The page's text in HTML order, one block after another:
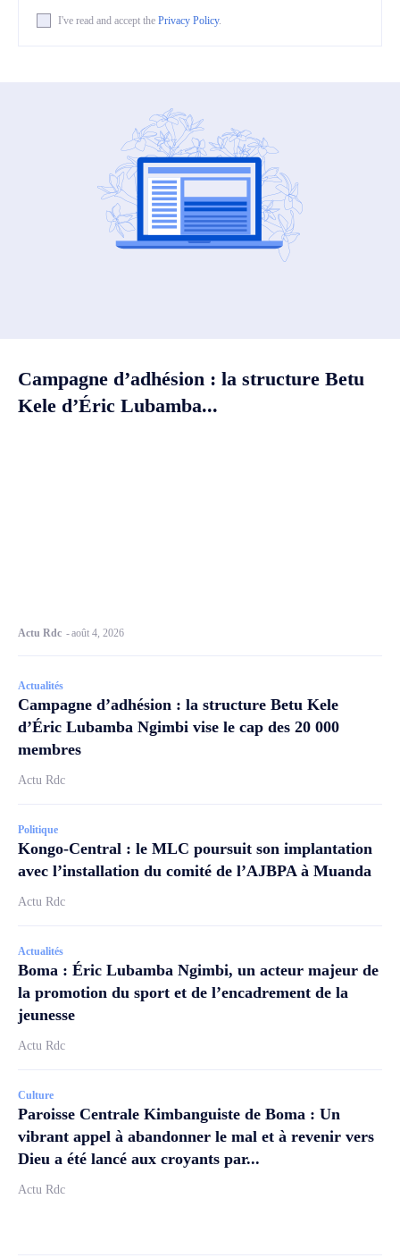
I've read and accept the Privacy Policy.
Campagne d’adhésion : la structure Betu
Kele d’Éric Lubamba...
Actu Rdc -août 4, 2026
Actualités
Campagne d’adhésion : la structure Betu Kele
d’Éric Lubamba Ngimbi vise le cap des 20 000
membres
Actu Rdc
Politique
Kongo-Central : le MLC poursuit son implantation
avec l’installation du comité de l’AJBPA à Muanda
Actu Rdc
Actualités
Boma : Éric Lubamba Ngimbi, un acteur majeur de
la promotion du sport et de l’encadrement de la
jeunesse
Actu Rdc
Culture
Paroisse Centrale Kimbanguiste de Boma : Un
vibrant appel à abandonner le mal et à revenir vers
Dieu a été lancé aux croyants par...
Actu Rdc